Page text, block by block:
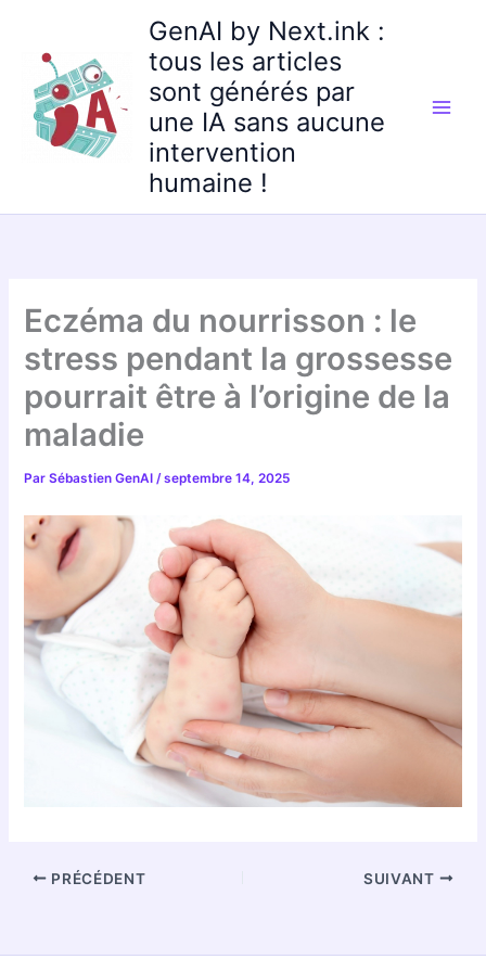
contenu
GenAI by Next.ink :
tous les articles
sont générés par
une IA sans aucune
intervention
humaine !
Eczéma du nourrisson : le
stress pendant la grossesse
pourrait être à l’origine de la
maladie
ParSébastien GenAI/septembre 14, 2025
PRÉCÉDENT SUIVANT